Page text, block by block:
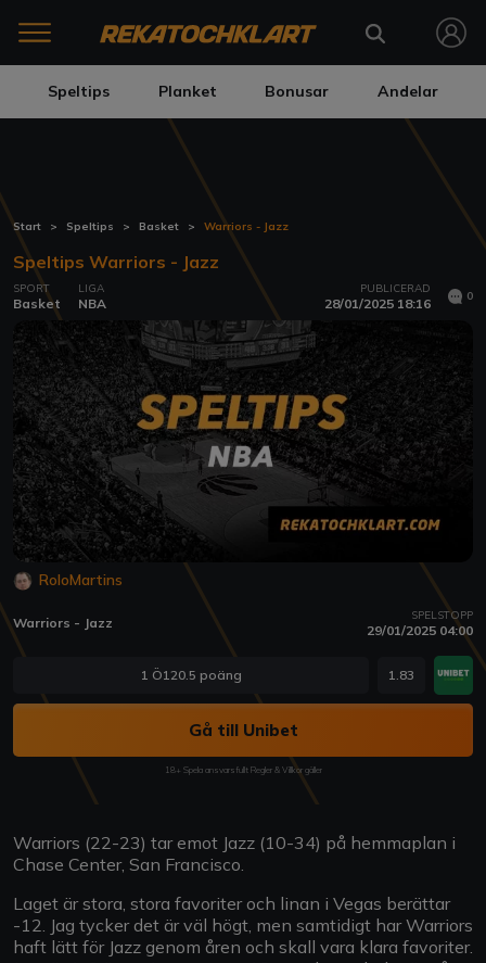
Speltips Planket Bonusar Andelar
Start Speltips Basket Warriors - Jazz
Speltips Warriors - Jazz
SPORT
Basket
LIGA
NBA
PUBLICERAD
28/01/2025 18:16 0
RoloMartins
Warriors - Jazz SPELSTOPP
29/01/2025 04:00
1 Ö120.5 poäng 1.83
Gå till Unibet
18+ Spela ansvarsfullt Regler & Villkor gäller
Warriors (22-23) tar emot Jazz (10-34) på hemmaplan i
Chase Center, San Francisco.
Laget är stora, stora favoriter och linan i Vegas berättar
-12. Jag tycker det är väl högt, men samtidigt har Warriors
haft lätt för Jazz genom åren och skall vara klara favoriter.